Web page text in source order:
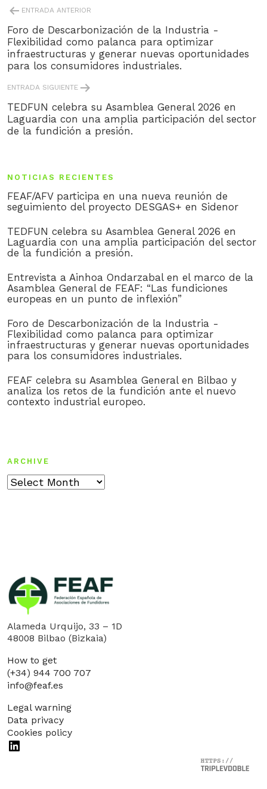
POST
NAVIGATION
ENTRADA ANTERIOR
Foro de Descarbonización de la Industria -
Flexibilidad como palanca para optimizar
infraestructuras y generar nuevas oportunidades
para los consumidores industriales.
ENTRADA SIGUIENTE
TEDFUN celebra su Asamblea General 2026 en
Laguardia con una amplia participación del sector
de la fundición a presión.
NOTICIAS RECIENTES
FEAF/AFV participa en una nueva reunión de
seguimiento del proyecto DESGAS+ en Sidenor
TEDFUN celebra su Asamblea General 2026 en
Laguardia con una amplia participación del sector
de la fundición a presión.
Entrevista a Ainhoa Ondarzabal en el marco de la
Asamblea General de FEAF: “Las fundiciones
europeas en un punto de inflexión”
Foro de Descarbonización de la Industria -
Flexibilidad como palanca para optimizar
infraestructuras y generar nuevas oportunidades
para los consumidores industriales.
FEAF celebra su Asamblea General en Bilbao y
analiza los retos de la fundición ante el nuevo
contexto industrial europeo.
ARCHIVE
Archive
Alameda Urquijo, 33 – 1D
48008 Bilbao (Bizkaia)
How to get
(+34) 944 700 707
info@feaf.es
Legal warning
Data privacy
Cookies policy